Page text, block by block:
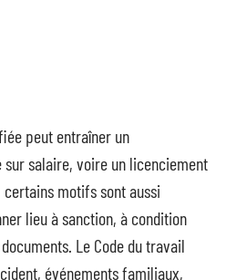
peut entraîner un
salaire, voire un licenciement
motifs sont aussi
lieu à sanction, à condition
Le Code du travail
événements familiaux,